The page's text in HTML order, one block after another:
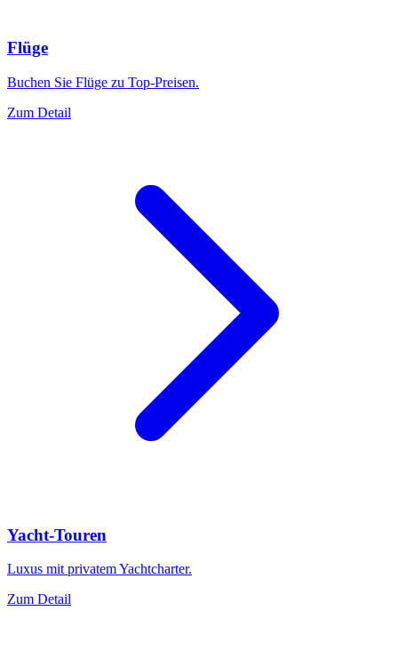
Flüge
Buchen Sie Flüge zu Top-Preisen.
Zum Detail
Yacht-Touren
Luxus mit privatem Yachtcharter.
Zum Detail